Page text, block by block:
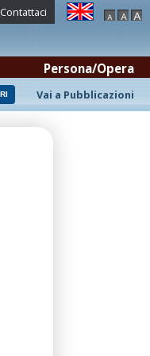
Contattaci
Persona/Opera
Vai a Pubblicazioni